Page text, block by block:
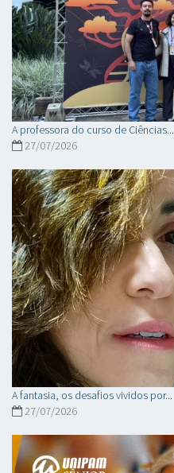
A professora do curso de Ciências...
27/07/2026
A fantasia, os desafios vividos por...
27/07/2026